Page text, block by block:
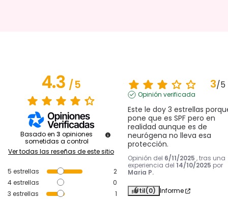
4.3/5
Basado en 3 opiniones
sometidas a control
Ver todas las reseñas de este sitio
5 estrellas
2
4estrellas
0
3 estrellas
1
3/5
Opinión verificada
Este le doy 3 estrellas
pone que es SPF pero en
realidad aunque es de
neurógena no lleva esa
protección.
Opinión del 6/11/2025 , tras una
experiencia del 14/10/2025 por
Maria P.
Útil(0) Informe